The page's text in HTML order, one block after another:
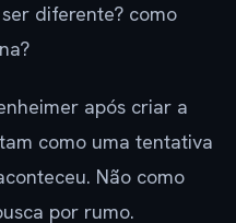
diferente? como
após criar a
como uma tentativa
Não como
por rumo.